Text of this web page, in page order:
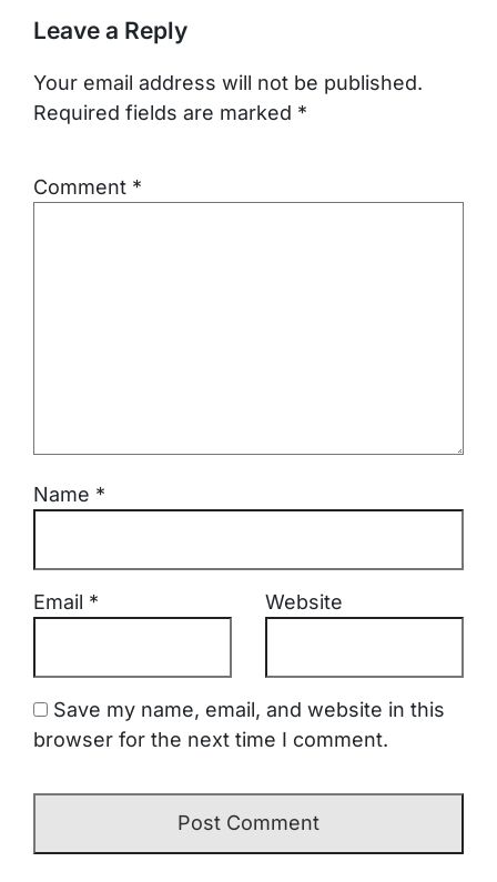
Leave a Reply
Your email address will not be published.
Required fields are marked *
Comment *
Name *
Email * Website
Save my name, email, and website in this
browser for the next time I comment.